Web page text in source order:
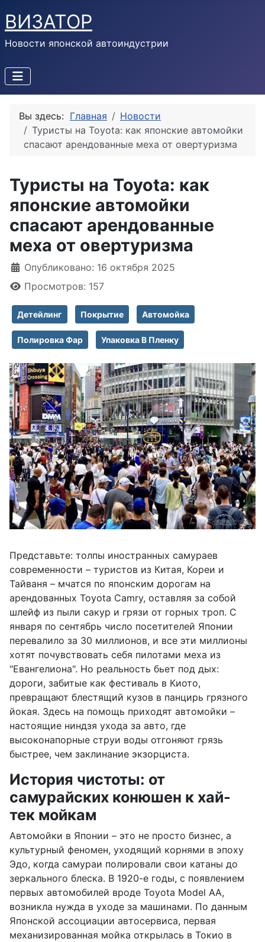
ВИЗАТОР
Новости японской автоиндустрии
Вы здесь: Главная
Новости
Туристы на Toyota: как японские автомойки
спасают арендованные меха от овертуризма
Туристы на Toyota: как
японские автомойки
спасают арендованные
меха от овертуризма
Информация о материале
Опубликовано: 16 октября 2025
Просмотров: 157
Детейлинг Покрытие Автомойка
Полировка Фар Упаковка В Пленку
Представьте: толпы иностранных самураев
современности – туристов из Китая, Кореи и
Тайваня – мчатся по японским дорогам на
арендованных Toyota Camry, оставляя за собой
шлейф из пыли сакур и грязи от горных троп. С
января по сентябрь число посетителей Японии
перевалило за 30 миллионов, и все эти миллионы
хотят почувствовать себя пилотами меха из
"Евангелиона". Но реальность бьет под дых:
дороги, забитые как фестиваль в Киото,
превращают блестящий кузов в панцирь грязного
йокая. Здесь на помощь приходят автомойки –
настоящие ниндзя ухода за авто, где
высоконапорные струи воды отгоняют грязь
быстрее, чем заклинание экзорциста.
История чистоты: от
самурайских конюшен к хай-
тек мойкам
Автомойки в Японии – это не просто бизнес, а
культурный феномен, уходящий корнями в эпоху
Эдо, когда самураи полировали свои катаны до
зеркального блеска. В 1920-е годы, с появлением
первых автомобилей вроде Toyota Model AA,
возникла нужда в уходе за машинами. По данным
Японской ассоциации автосервиса, первая
механизированная мойка открылась в Токио в